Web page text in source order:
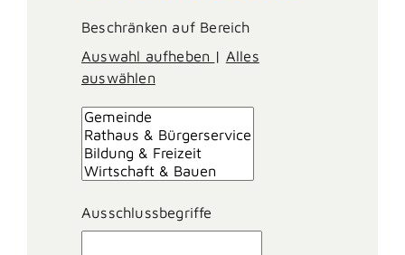
Beschränken auf Bereich
Auswahl aufheben | Alles
auswählen
Ausschlussbegriffe